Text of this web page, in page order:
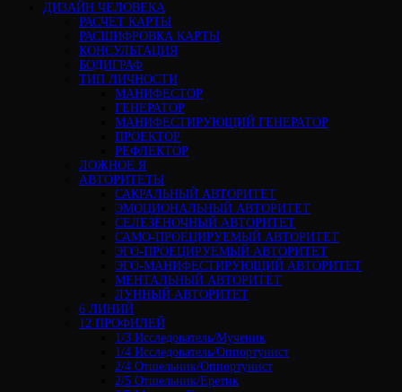
ДИЗАЙН ЧЕЛОВЕКА
РАСЧЕТ КАРТЫ
РАСШИФРОВКА КАРТЫ
КОНСУЛЬТАЦИЯ
БОДИГРАФ
ТИП ЛИЧНОСТИ
МАНИФЕСТОР
ГЕНЕРАТОР
МАНИФЕСТИРУЮЩИЙ ГЕНЕРАТОР
ПРОЕКТОР
РЕФЛЕКТОР
ЛОЖНОЕ Я
АВТОРИТЕТЫ
САКРАЛЬНЫЙ АВТОРИТЕТ
ЭМОЦИОНАЛЬНЫЙ АВТОРИТЕТ
СЕЛЕЗЁНОЧНЫЙ АВТОРИТЕТ
САМО-ПРОЕЦИРУЕМЫЙ АВТОРИТЕТ
ЭГО-ПРОЕЦИРУЕМЫЙ АВТОРИТЕТ
ЭГО-МАНИФЕСТИРУЮЩИЙ АВТОРИТЕТ
МЕНТАЛЬНЫЙ АВТОРИТЕТ
ЛУННЫЙ АВТОРИТЕТ
6 ЛИНИЙ
12 ПРОФИЛЕЙ
1/3 Исследователь/Мученик
1/4 Исследователь/Оппортунист
2/4 Отшельник/Оппортунист
2/5 Отшельник/Еретик